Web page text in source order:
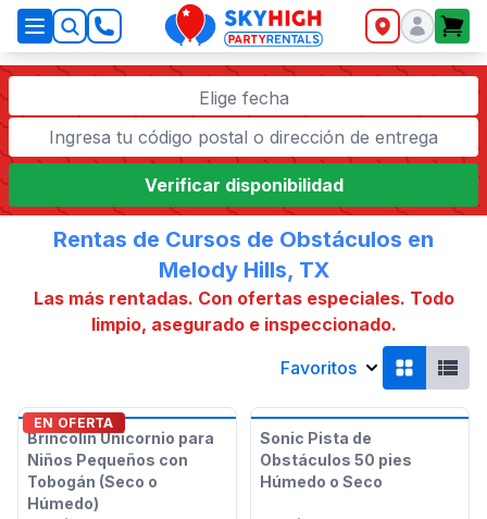
SkyHigh Logo
Elige fecha
Verificar disponibilidad
Rentas de Cursos de Obstáculos en
Melody Hills, TX
Las más rentadas. Con ofertas especiales. Todo
limpio, asegurado e inspeccionado.
Favoritos
EN OFERTA
Brincolín Unicornio para
Niños Pequeños con
Tobogán (Seco o
Húmedo)
Sonic Pista de
Obstáculos 50 pies
Húmedo o Seco